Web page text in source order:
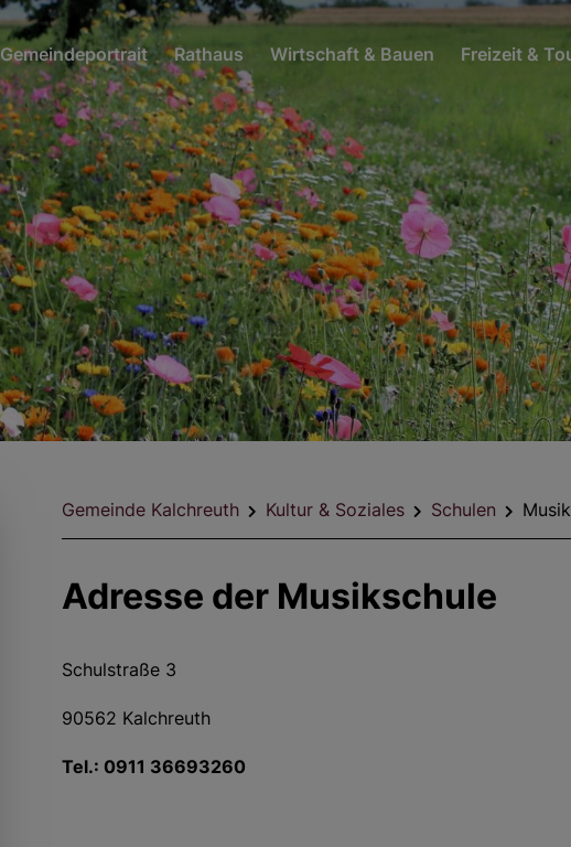
Gemeindeportrait Rathaus Wirtschaft & Bauen Freizeit &
Gemeinde Kalchreuth Kultur & Soziales Schulen
Adresse der Musikschule
Schulstraße 3
90562 Kalchreuth
Tel.: 0911 36693260